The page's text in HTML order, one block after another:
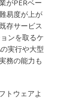
がPERベー
易度が上が
存サービス
ンを取るケ
実行や大型
務の能力も
トウェアよ